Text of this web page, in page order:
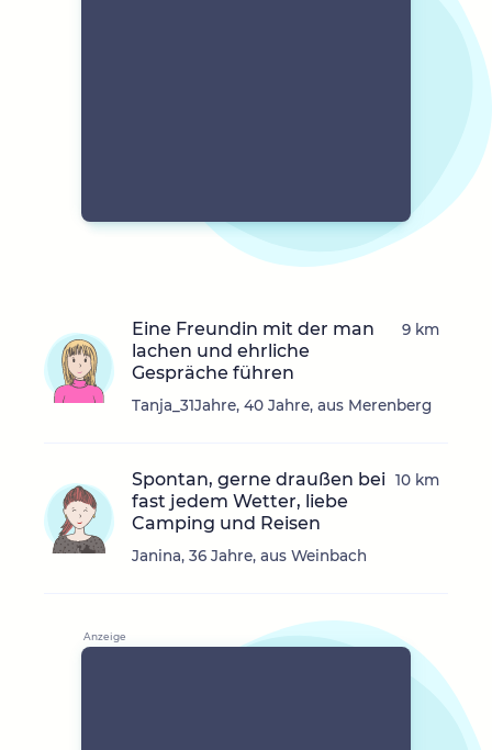
Eine Freundin mit der man
lachen und ehrliche
Gespräche führen
Tanja_31Jahre, 40 Jahre, aus Merenberg
9 km
Spontan, gerne draußen bei
fast jedem Wetter, liebe
Camping und Reisen
Janina, 36 Jahre, aus Weinbach
10 km